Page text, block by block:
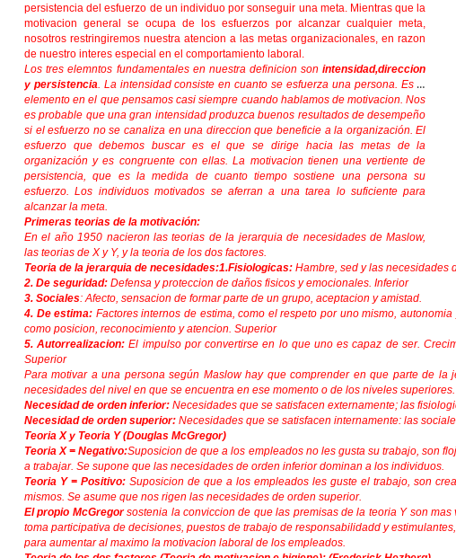
persistencia del esfuerzo de un individuo por sonseguir una meta. Mientras que la
motivacion general se ocupa de los esfuerzos por alcanzar cualquier meta,
nosotros restringiremos nuestra atencion a las metas organizacionales, en razon
de nuestro interes especial en el comportamiento laboral.
Los tres elemntos fundamentales en nuestra definicion sonintensidad,direccion
y persistencia. La intensidad consiste en cuanto se esfuerza una persona. Es el
elemento en el que pensamos casi siempre cuando hablamos de motivacion. Nos
es probable que una gran intensidad produzca buenos resultados de desempeño
si el esfuerzo no se canaliza en una direccion que beneficie a la organización. El
esfuerzo que debemos buscar es el que se dirige hacia las metas de la
organización y es congruente con ellas. La motivacion tienen una vertiente de
persistencia, que es la medida de cuanto tiempo sostiene una persona su
esfuerzo. Los individuos motivados se aferran a una tarea lo suficiente para
alcanzar la meta.
Primeras teorias de la motivación:
En el año 1950 nacieron las teorias de la jerarquia de necesidades de Maslow,
las teorias de X y Y, y la teoria de los dos factores.
Teoria de la jerarquia de necesidades:1.Fisiologicas: Hambre, sed y las necesidades
2. De seguridad: Defensa y proteccion de daños fisicos y emocionales. Inferior
3. Sociales: Afecto, sensacion de formar parte de un grupo, aceptacion y amistad.
4. De estima: Factores internos de estima, como el respeto por uno mismo,
como posicion, reconocimiento y atencion. Superior
5. Autorrealizacion: El impulso por convertirse en lo que uno es capaz de ser.
Superior
Para motivar a una persona según Maslow hay que comprender en que parte de la
necesidades del nivel en que se encuentra en ese momento o de los niveles superiores.
Necesidad de orden inferior: Necesidades que se satisfacen externamente; las
Necesidad de orden superior: Necesidades que se satisfacen internamente: las
Teoria X y Teoria Y (Douglas McGregor)
Teoria X = Negativo:Suposicion de que a los empleados no les gusta su trabajo, son
a trabajar. Se supone que las necesidades de orden inferior dominan a los individuos.
Teoria Y = Positivo: Suposicion de que a los empleados les guste el trabajo, son
mismos. Se asume que nos rigen las necesidades de orden superior.
El propio McGregorsostenia la conviccion de que las premisas de la teoria Y son
toma participativa de decisiones, puestos de trabajo de responsabilidadd y
para aumentar al maximo la motivacion laboral de los empleados.